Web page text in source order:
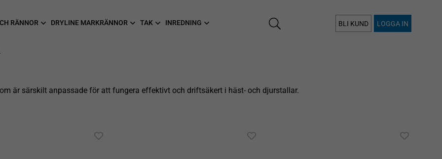
RÄNNOR DRYLINE MARKRÄNNOR TAK INREDNING BLI KUND LOGGA IN
är särskilt anpassade för att fungera effektivt och driftsäkert i häst- och djurstallar.